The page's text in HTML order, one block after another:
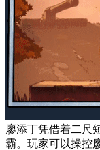
廖添丁凭借着二尺
霸。玩家可以操控